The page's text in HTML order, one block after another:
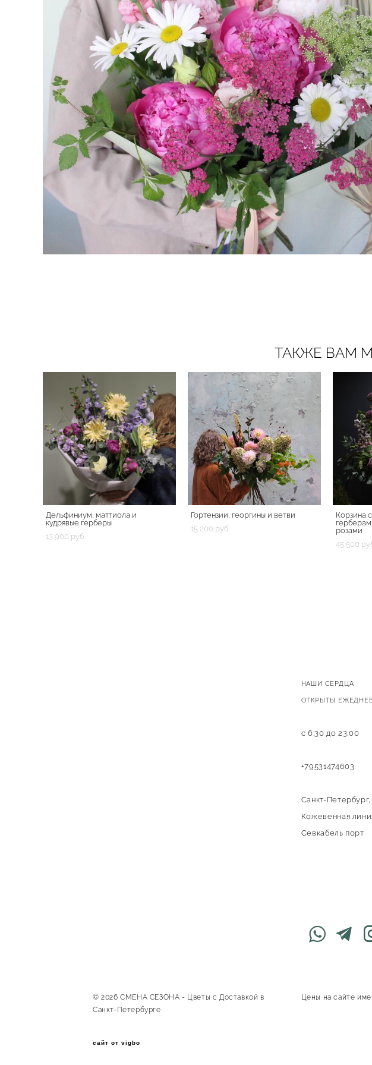
ТАКЖЕ ВАМ
Дельфиниум, маттиола и
кудрявые герберы
13 900 pуб.
Гортензии, георгины и ветви
15 200 pуб.
Корзина
розами
45 500
НАШИ СЕРДЦА
ОТКРЫТЫ
с 6:30 до 23:00
+79531474603
Санкт-Петербург,
Кожевенная
Севкабель порт
© 2026 СМЕНА СЕЗОНА - Цветы с Доставкой в
Санкт-Петербурге
Цены на сайте
сайт от vigbo